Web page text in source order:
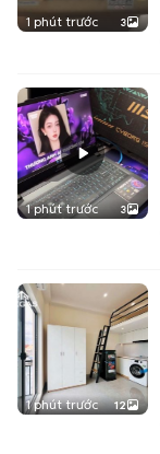
1 phút trước 3
1 phút trước 3
1 phút trước 12